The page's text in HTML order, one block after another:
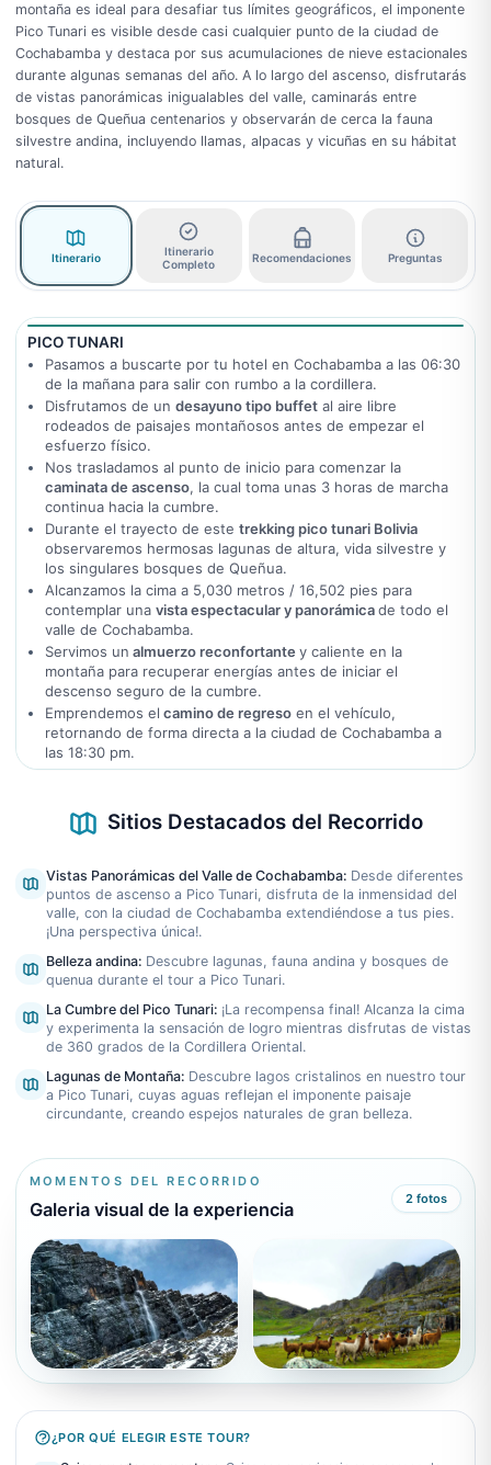
montaña es ideal para desafiar tus límites geográficos, el imponente
Pico Tunari es visible desde casi cualquier punto de la ciudad de
Cochabamba y destaca por sus acumulaciones de nieve estacionales
durante algunas semanas del año. A lo largo del ascenso, disfrutarás
de vistas panorámicas inigualables del valle, caminarás entre
bosques de Queñua centenarios y observarán de cerca la fauna
silvestre andina, incluyendo llamas, alpacas y vicuñas en su hábitat
natural.
Itinerario
Itinerario
Completo
Recomendaciones Preguntas
PICO TUNARI
Pasamos a buscarte por tu hotel en Cochabamba a las 06:30
de la mañana para salir con rumbo a la cordillera.
Disfrutamos de un desayuno tipo buffetal aire libre
rodeados de paisajes montañosos antes de empezar el
esfuerzo físico.
Nos trasladamos al punto de inicio para comenzar la
caminata de ascenso, la cual toma unas 3 horas de marcha
continua hacia la cumbre.
Durante el trayecto de este trekking pico tunari Bolivia
observaremos hermosas lagunas de altura, vida silvestre y
los singulares bosques de Queñua.
Alcanzamos la cima a 5,030 metros / 16,502 pies para
contemplar una vista espectacular y panorámicade todo el
valle de Cochabamba.
Servimos un almuerzo reconfortante y caliente en la
montaña para recuperar energías antes de iniciar el
descenso seguro de la cumbre.
Emprendemos el camino de regresoen el vehículo,
retornando de forma directa a la ciudad de Cochabamba a
las 18:30 pm.
Sitios Destacados del Recorrido
Vistas Panorámicas del Valle de Cochabamba: Desde diferentes
puntos de ascenso a Pico Tunari, disfruta de la inmensidad del
valle, con la ciudad de Cochabamba extendiéndose a tus pies.
¡Una perspectiva única!.
Belleza andina: Descubre lagunas, fauna andina y bosques de
quenua durante el tour a Pico Tunari.
La Cumbre del Pico Tunari: ¡La recompensa final! Alcanza la cima
y experimenta la sensación de logro mientras disfrutas de vistas
de 360 grados de la Cordillera Oriental.
Lagunas de Montaña: Descubre lagos cristalinos en nuestro tour
a Pico Tunari, cuyas aguas reflejan el imponente paisaje
circundante, creando espejos naturales de gran belleza.
MOMENTOS DEL RECORRIDO
Galeria visual de la experiencia 2 fotos
¿POR QUÉ ELEGIR ESTE TOUR?